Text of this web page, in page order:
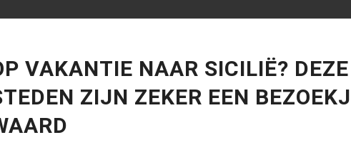
VAKANTIE NAAR SICILIË?
ZIJN ZEKER EEN